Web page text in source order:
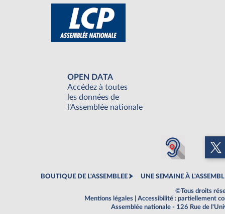
OPEN DATA
Accédez à toutes
les données de
l'Assemblée nationale
BOUTIQUE DE L'ASSEMBLEE UNE SEMAINE À
©Tous droits
Mentions légales
Accessibilité : partiellement
Assemblée nationale - 126 Rue de